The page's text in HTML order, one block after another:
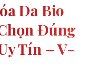
Da Bio
Đúng
Tín – V-